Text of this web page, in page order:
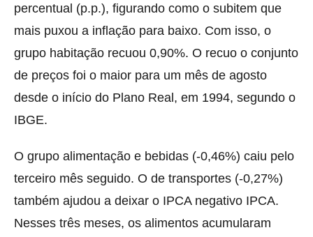
percentual (p.p.), figurando como o subitem que
mais puxou a inflação para baixo. Com isso, o
grupo habitação recuou 0,90%. O recuo o conjunto
de preços foi o maior para um mês de agosto
desde o início do Plano Real, em 1994, segundo o
IBGE.
O grupo alimentação e bebidas (-0,46%) caiu pelo
terceiro mês seguido. O de transportes (-0,27%)
também ajudou a deixar o IPCA negativo IPCA.
Nesses três meses, os alimentos acumularam